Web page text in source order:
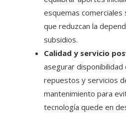
esquemas comerciales
que reduzcan la
subsidios.
Calidad y servicio
asegurar disponibilidad
repuestos y servicios
mantenimiento para
tecnología quede en